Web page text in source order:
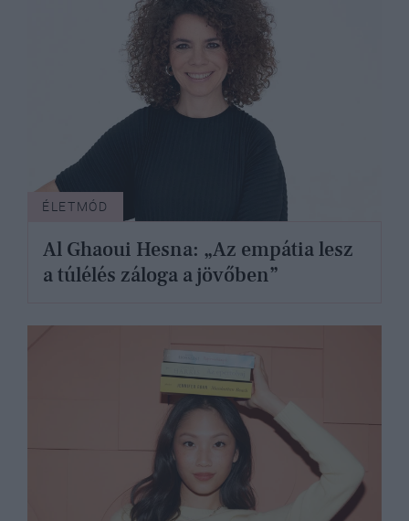
ÉLETMÓD
Al Ghaoui Hesna: „Az empátia lesz
a túlélés záloga a jövőben”